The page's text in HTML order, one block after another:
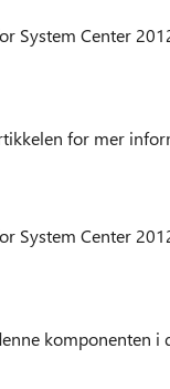
System Center
for mer
System Center
komponenten i